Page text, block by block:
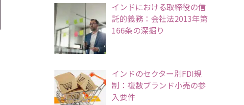
インドにおける取締役の信
託的義務：会社法2013年第
166条の深掘り
インドのセクター別FDI規
制：複数ブランド小売の参
入要件